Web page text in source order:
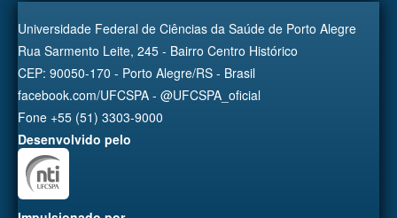
Universidade Federal de Ciências da Saúde de Porto Alegre
Rua Sarmento Leite, 245 - Bairro Centro Histórico
CEP: 90050-170 - Porto Alegre/RS - Brasil
facebook.com/UFCSPA - @UFCSPA_oficial
Fone +55 (51) 3303-9000
Desenvolvido pelo